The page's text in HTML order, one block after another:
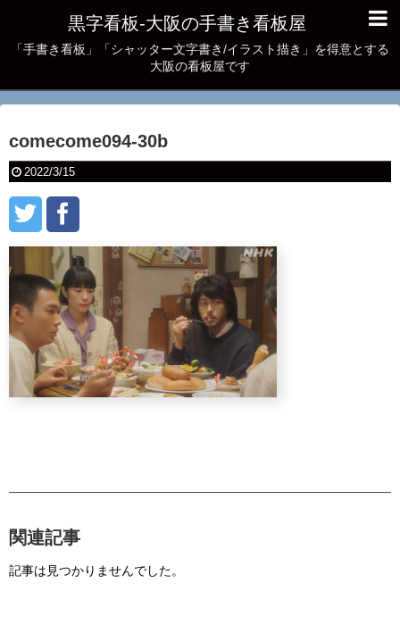
黒字看板‐大阪の手書き看板屋
「手書き看板」「シャッター文字書き/イラスト描き」を得意とする
大阪の看板屋です
comecome094-30b
2022/3/15
関連記事
記事は見つかりませんでした。